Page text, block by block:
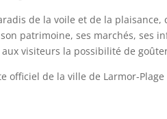
de la voile et de la
patrimoine, ses marchés, ses
visiteurs la possibilité de
officiel de la ville de Larmor-Plage